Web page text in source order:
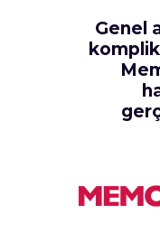
Genel